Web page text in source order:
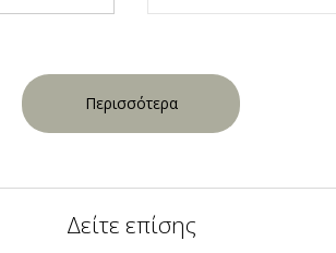
Περισσότερα
Δείτε επίσης